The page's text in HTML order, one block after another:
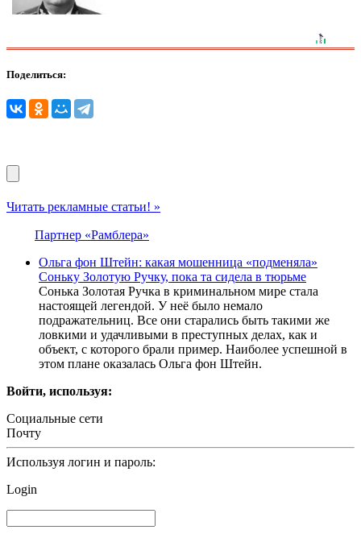
Поделиться:
Читать рекламные статьи! »
Партнер «Рамблера»
Ольга фон Штейн: какая мошенница «подменяла»
Соньку Золотую Ручку, пока та сидела в тюрьме
Сонька Золотая Ручка в криминальном мире стала
настоящей легендой. У неё было немало
подражательниц. Все они старались быть такими же
ловкими и удачливыми в преступных делах, как и
объект, с которого брали пример. Наиболее успешной в
этом плане оказалась Ольга фон Штейн.
Войти, используя:
Социальные сети
Почту
Используя логин и пароль:
Login